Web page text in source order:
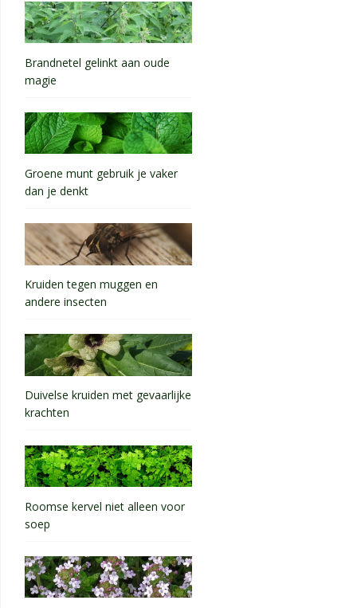
Brandnetel gelinkt aan oude
magie
Groene munt gebruik je vaker
dan je denkt
Kruiden tegen muggen en
andere insecten
Duivelse kruiden met gevaarlijke
krachten
Roomse kervel niet alleen voor
soep